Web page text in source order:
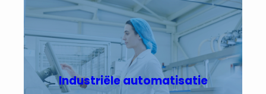
Industriële automatisatie